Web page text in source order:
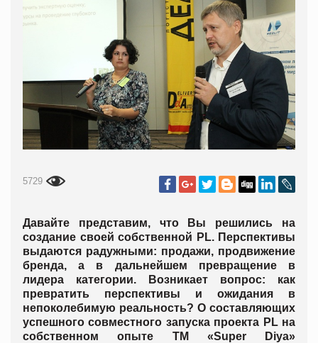
5729
Давайте представим, что Вы решились на
создание своей собственной PL. Перспективы
выдаются радужными: продажи, продвижение
бренда, а в дальнейшем превращение в
лидера категории. Возникает вопрос: как
превратить перспективы и ожидания в
непоколебимую реальность? О составляющих
успешного совместного запуска проекта PL на
собственном опыте ТМ «Super Diya»